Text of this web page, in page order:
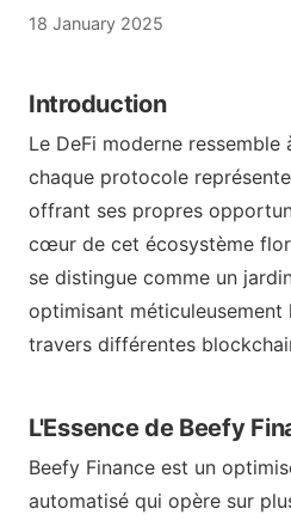
18 January 2025
Introduction
Le DeFi moderne ressemble
chaque protocole
offrant ses propres
cœur de cet écosystème
se distingue comme un
optimisant méticuleusement
travers différentes
L'Essence de Beefy
Beefy Finance est un
automatisé qui opère sur